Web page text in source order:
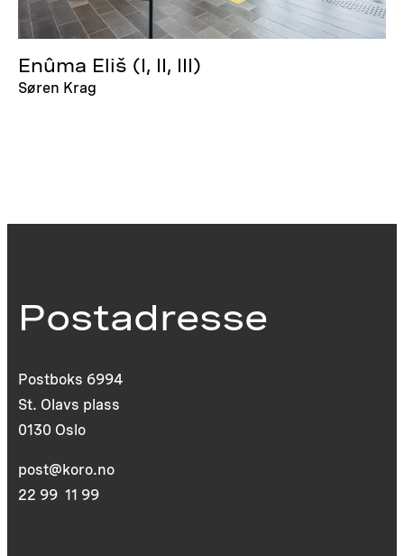
Enûma Eliš (I, II, III)
Søren Krag
Postadresse
Postboks 6994
St. Olavs plass
0130 Oslo
post@koro.no
22 99 11 99